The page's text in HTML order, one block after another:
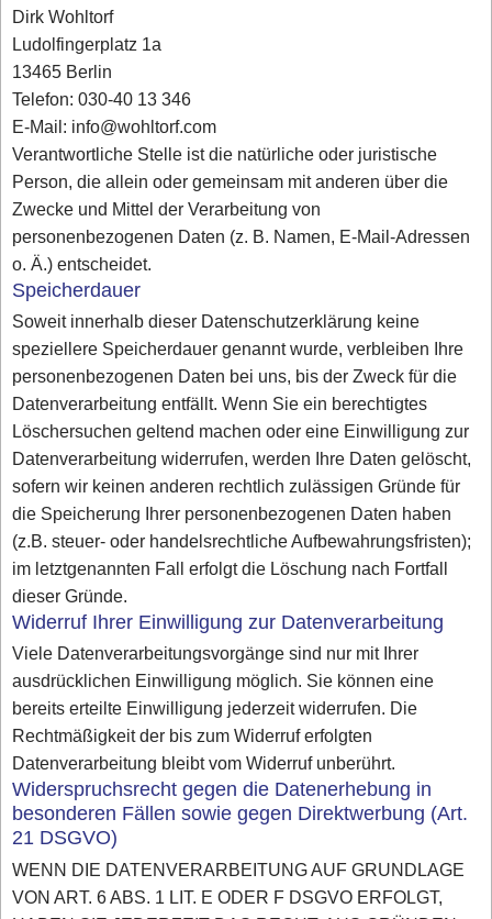
Dirk Wohltorf
Ludolfingerplatz 1a
13465 Berlin
Telefon: 030-40 13 346
E-Mail: info@wohltorf.com
Verantwortliche Stelle ist die natürliche oder juristische
Person, die allein oder gemeinsam mit anderen über die
Zwecke und Mittel der Verarbeitung von
personenbezogenen Daten (z. B. Namen, E-Mail-Adressen
o. Ä.) entscheidet.
Speicherdauer
Soweit innerhalb dieser Datenschutzerklärung keine
speziellere Speicherdauer genannt wurde, verbleiben Ihre
personenbezogenen Daten bei uns, bis der Zweck für die
Datenverarbeitung entfällt. Wenn Sie ein berechtigtes
Löschersuchen geltend machen oder eine Einwilligung zur
Datenverarbeitung widerrufen, werden Ihre Daten gelöscht,
sofern wir keinen anderen rechtlich zulässigen Gründe für
die Speicherung Ihrer personenbezogenen Daten haben
(z.B. steuer- oder handelsrechtliche Aufbewahrungsfristen);
im letztgenannten Fall erfolgt die Löschung nach Fortfall
dieser Gründe.
Widerruf Ihrer Einwilligung zur Datenverarbeitung
Viele Datenverarbeitungsvorgänge sind nur mit Ihrer
ausdrücklichen Einwilligung möglich. Sie können eine
bereits erteilte Einwilligung jederzeit widerrufen. Die
Rechtmäßigkeit der bis zum Widerruf erfolgten
Datenverarbeitung bleibt vom Widerruf unberührt.
Widerspruchsrecht gegen die Datenerhebung in
besonderen Fällen sowie gegen Direktwerbung (Art.
21 DSGVO)
WENN DIE DATENVERARBEITUNG AUF GRUNDLAGE
VON ART. 6 ABS. 1 LIT. E ODER F DSGVO ERFOLGT,